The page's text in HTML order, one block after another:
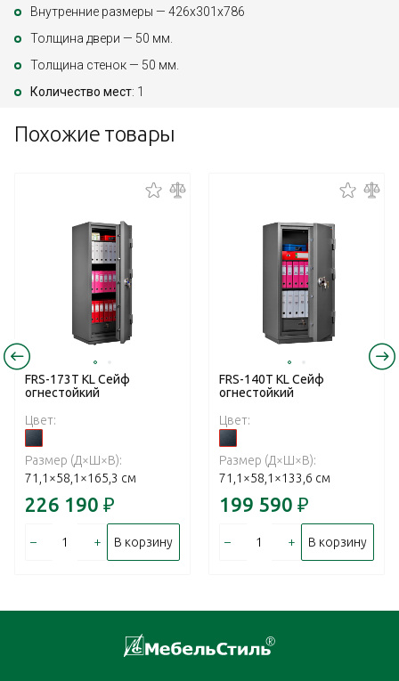
Внутренние размеры — 426х301х786
Толщина двери — 50 мм.
Толщина стенок — 50 мм.
Количество мест: 1
Похожие товары
FRS-173T KL Сейф
огнестойкий
Цвет:
Размер (Д×Ш×В):
71,1×58,1×165,3 см
226 190 ₽
– + В корзину
FRS-140T KL Сейф
огнестойкий
Цвет:
Размер (Д×Ш×В):
71,1×58,1×133,6 см
199 590 ₽
– + В корзину